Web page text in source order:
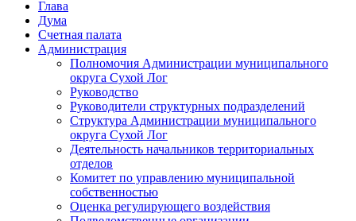
Глава
Дума
Счетная палата
Администрация
Полномочия Администрации муниципального
округа Сухой Лог
Руководство
Руководители структурных подразделений
Структура Администрации муниципального
округа Сухой Лог
Деятельность начальников территориальных
отделов
Комитет по управлению муниципальной
собственностью
Оценка регулирующего воздействия